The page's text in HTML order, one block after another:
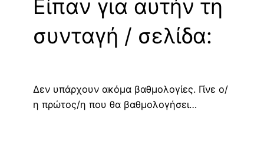
Είπαν για αυτήν τη
συνταγή / σελίδα:
Δεν υπάρχουν ακόμα βαθμολογίες. Γίνε ο/
η πρώτος/η που θα βαθμολογήσει…